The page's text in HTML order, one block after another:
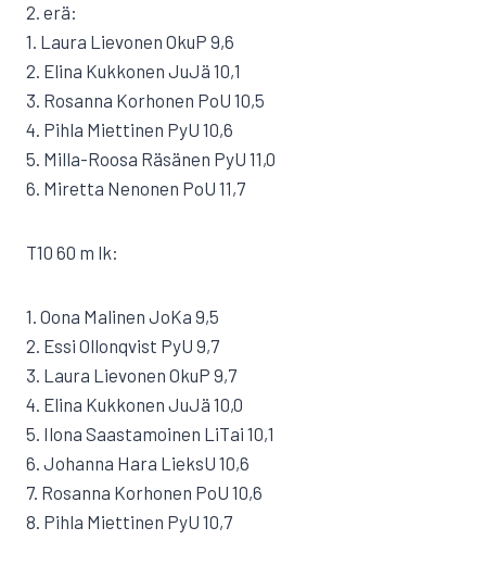
2. erä:
1. Laura Lievonen OkuP 9,6
2. Elina Kukkonen JuJä 10,1
3. Rosanna Korhonen PoU 10,5
4. Pihla Miettinen PyU 10,6
5. Milla-Roosa Räsänen PyU 11,0
6. Miretta Nenonen PoU 11,7
T10 60 m lk:
1. Oona Malinen JoKa 9,5
2. Essi Ollonqvist PyU 9,7
3. Laura Lievonen OkuP 9,7
4. Elina Kukkonen JuJä 10,0
5. Ilona Saastamoinen LiTai 10,1
6. Johanna Hara LieksU 10,6
7. Rosanna Korhonen PoU 10,6
8. Pihla Miettinen PyU 10,7